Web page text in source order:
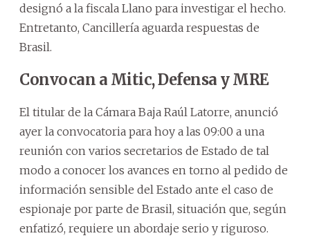
designó a la fiscala Llano para investigar el hecho.
Entretanto, Cancillería aguarda respuestas de
Brasil.
Convocan a Mitic, Defensa y MRE
El titular de la Cámara Baja Raúl Latorre, anunció
ayer la convocatoria para hoy a las 09:00 a una
reunión con varios secretarios de Estado de tal
modo a conocer los avances en torno al pedido de
información sensible del Estado ante el caso de
espionaje por parte de Brasil, situación que, según
enfatizó, requiere un abordaje serio y riguroso.